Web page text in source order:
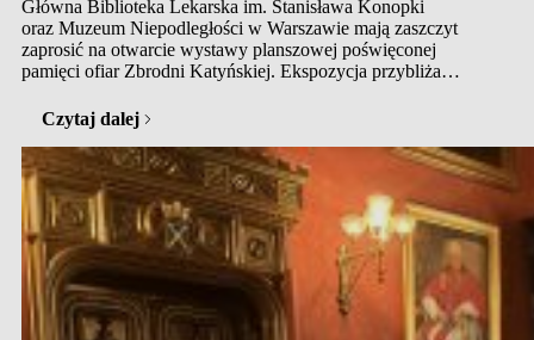
Główna Biblioteka Lekarska im. Stanisława Konopki
oraz Muzeum Niepodległości w Warszawie mają zaszczyt
zaprosić na otwarcie wystawy planszowej poświęconej
pamięci ofiar Zbrodni Katyńskiej. Ekspozycja przybliża
których życie zostało brutalnie przerwane w 1940 roku.
To poruszająca opowieść o ludziach medycyny,
którzy do samego końca pozostali wierni przysiędze lekarskiej
i Ojczyźnie, niosąc pomoc drugiemu człowiekowi. Szczegóły
wydarzenia:…
Czytaj dalej